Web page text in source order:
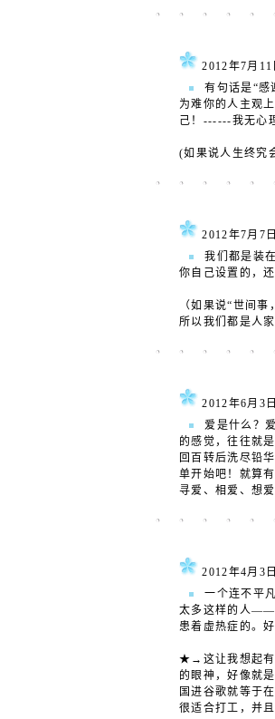
2012年7
有句话是“感
为难你的人主观
己！------我无心
(如果说人生终究
2012年7
我们都是装
你自己设置的，
（如果说“世间
所以我们都是人
2012年6
爱是什么？
的感觉，往往就
回百转后洗尽铅
单开始吧！就算
寻爱、相爱、想
2012年4
一个连不平
太多这样的人——
患着虚热症的。
★→这让我想起有
的眼神，好像就
国进谷歌就等于
很适合打工，并